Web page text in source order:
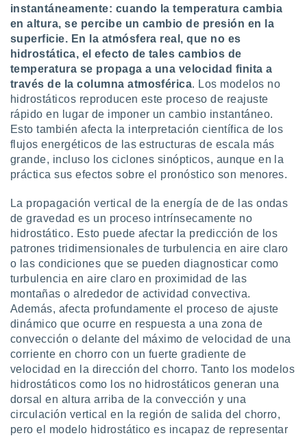
instantáneamente: cuando la temperatura cambia
en altura, se percibe un cambio de presión en la
superficie. En la atmósfera real, que no es
hidrostática, el efecto de tales cambios de
temperatura se propaga a una velocidad finita a
través de la columna atmosférica. Los modelos no
hidrostáticos reproducen este proceso de reajuste
rápido en lugar de imponer un cambio instantáneo.
Esto también afecta la interpretación científica de los
flujos energéticos de las estructuras de escala más
grande, incluso los ciclones sinópticos, aunque en la
práctica sus efectos sobre el pronóstico son menores.
La propagación vertical de la energía de de las ondas
de gravedad es un proceso intrínsecamente no
hidrostático. Esto puede afectar la predicción de los
patrones tridimensionales de turbulencia en aire claro
o las condiciones que se pueden diagnosticar como
turbulencia en aire claro en proximidad de las
montañas o alrededor de actividad convectiva.
Además, afecta profundamente el proceso de ajuste
dinámico que ocurre en respuesta a una zona de
convección o delante del máximo de velocidad de una
corriente en chorro con un fuerte gradiente de
velocidad en la dirección del chorro. Tanto los modelos
hidrostáticos como los no hidrostáticos generan una
dorsal en altura arriba de la convección y una
circulación vertical en la región de salida del chorro,
pero el modelo hidrostático es incapaz de representar